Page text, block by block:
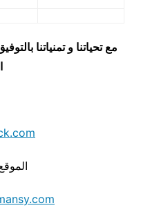
مع تحياتنا و تمنياتنا